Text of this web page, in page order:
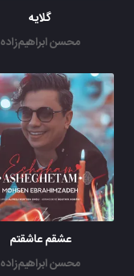
گلایه
محسن ابراهیم‌زاده
عشقم عاشقتم
محسن ابراهیم‌زاده